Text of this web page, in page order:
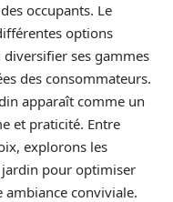
occupants. Le
options
diversifier ses gammes
des consommateurs.
apparaît comme un
et praticité. Entre
explorons les
pour optimiser
ambiance conviviale.